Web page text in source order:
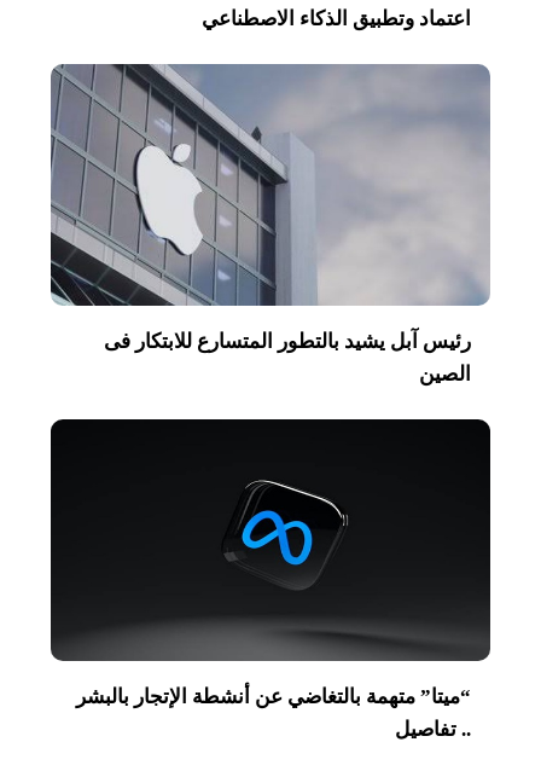
اعتماد وتطبيق الذكاء الاصطناعي
رئيس آبل يشيد بالتطور المتسارع للابتكار فى
الصين
“ميتا” متهمة بالتغاضي عن أنشطة الإتجار بالبشر
.. تفاصيل